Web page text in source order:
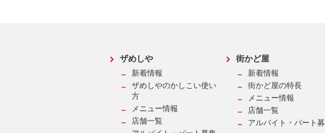
ザめしや
新着情報
ザめしやのかしこい使い
方
メニュー情報
店舗一覧
街かど屋
新着情報
街かど屋の特長
メニュー情報
店舗一覧
アルバイト・パート